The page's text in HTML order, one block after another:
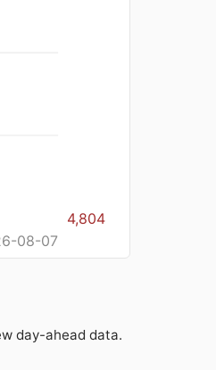
4,804
08-07
day-ahead data.